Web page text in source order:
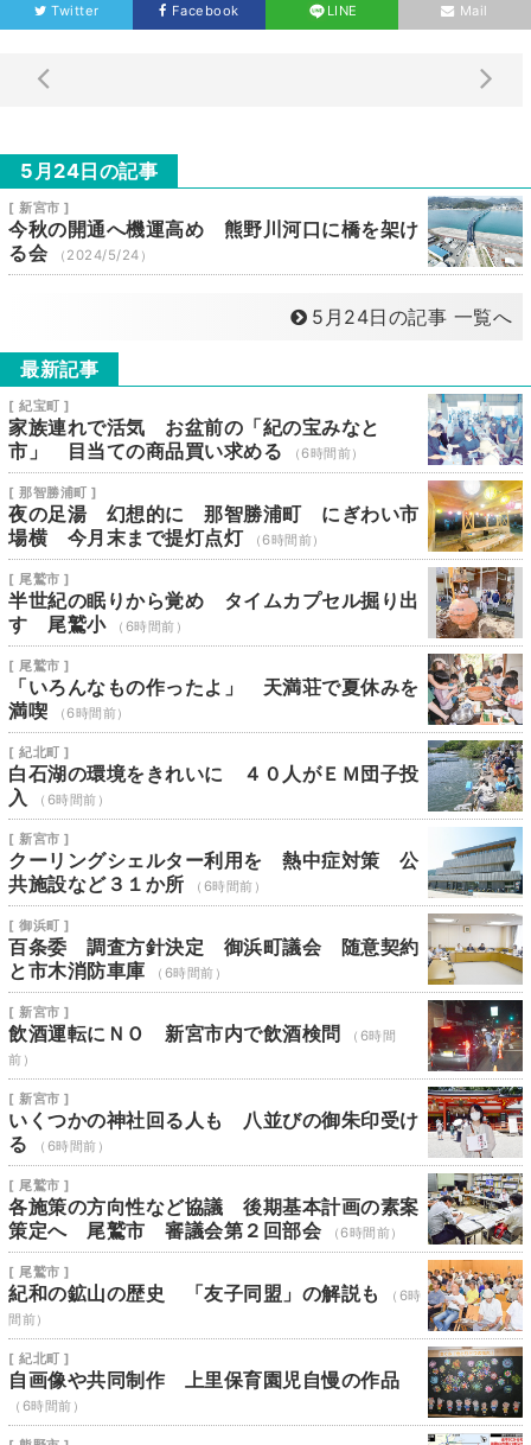
Twitter Facebook LINE Mail
5月24日の記事
[ 新宮市 ]
今秋の開通へ機運高め 熊野川河口に橋を架け
る会
（2024/5/24）
5月24日の記事 一覧へ
最新記事
[ 紀宝町 ]
家族連れで活気 お盆前の「紀の宝みなと
市」 目当ての商品買い求める
（6時間前）
[ 那智勝浦町 ]
夜の足湯 幻想的に 那智勝浦町 にぎわい市
場横 今月末まで提灯点灯
（6時間前）
[ 尾鷲市 ]
半世紀の眠りから覚め タイムカプセル掘り出
す 尾鷲小
（6時間前）
[ 尾鷲市 ]
「いろんなもの作ったよ」 天満荘で夏休みを
満喫
（6時間前）
[ 紀北町 ]
白石湖の環境をきれいに ４０人がＥＭ団子投
入
（6時間前）
[ 新宮市 ]
クーリングシェルター利用を 熱中症対策 公
共施設など３１か所
（6時間前）
[ 御浜町 ]
百条委 調査方針決定 御浜町議会 随意契約
と市木消防車庫
（6時間前）
[ 新宮市 ]
飲酒運転にＮＯ 新宮市内で飲酒検問
（6時間
前）
[ 新宮市 ]
いくつかの神社回る人も 八並びの御朱印受け
る
（6時間前）
[ 尾鷲市 ]
各施策の方向性など協議 後期基本計画の素案
策定へ 尾鷲市 審議会第２回部会
（6時間前）
[ 尾鷲市 ]
紀和の鉱山の歴史 「友子同盟」の解説も
（6時
間前）
[ 紀北町 ]
自画像や共同制作 上里保育園児自慢の作品
（6時間前）